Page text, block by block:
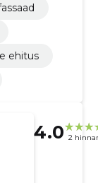
ehitus
4.0 2